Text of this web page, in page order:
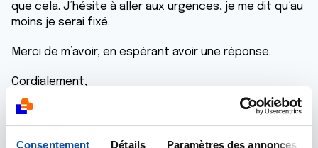
Consentement Détails Paramètres des annonces
que cela. J’hésite à aller aux urgences, je me dit qu’au
moins je serai fixé.
Merci de m’avoir, en espérant avoir une réponse.
Cordialement,
K.P
Répondre